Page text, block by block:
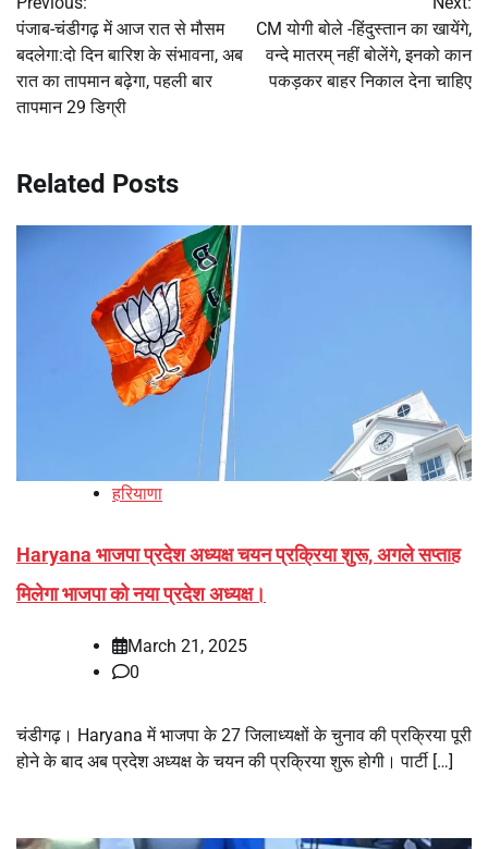
navigation
पंजाब-चंडीगढ़ में आज रात से मौसम
बदलेगा:दो दिन बारिश के संभावना, अब
रात का तापमान बढ़ेगा, पहली बार
तापमान 29 डिग्री
CM योगी बोले -हिंदुस्तान का खायेंगे,
वन्दे मातरम् नहीं बोलेंगे, इनको कान
पकड़कर बाहर निकाल देना चाहिए
Related Posts
हरियाणा
Haryana भाजपा प्रदेश अध्यक्ष चयन प्रक्रिया शुरू, अगले सप्ताह
मिलेगा भाजपा को नया प्रदेश अध्यक्ष।
March 21, 2025
0
चंडीगढ़। Haryana में भाजपा के 27 जिलाध्यक्षों के चुनाव की प्रक्रिया पूरी
होने के बाद अब प्रदेश अध्यक्ष के चयन की प्रक्रिया शुरू होगी। पार्टी […]